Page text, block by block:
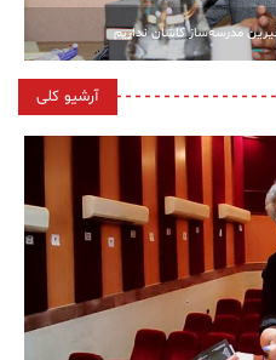
مدرسه‌ساز کاشان نداریم
آرشیو کلی